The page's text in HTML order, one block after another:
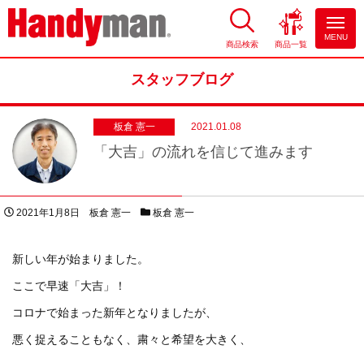
お風呂やキッチンのリフォーム
商品検索 商品一覧
MENU
スタッフブログ
板倉 憲一 2021.01.08
「大吉」の流れを信じて進みます
投稿日
2021年1月8日 著者
板倉 憲一 スタッフブログカテゴリー
板倉 憲一
新しい年が始まりました。
ここで早速「大吉」！
コロナで始まった新年となりましたが、
悪く捉えることもなく、粛々と希望を大きく、